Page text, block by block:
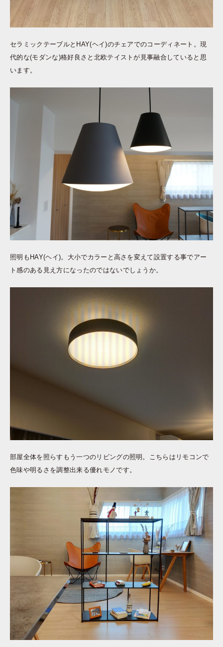
セラミックテーブルとHAY(ヘイ)のチェアでのコーディネート。現
代的な(モダンな)格好良さと北欧テイストが見事融合していると思
います。
照明もHAY(ヘイ)。大小でカラーと高さを変えて設置する事でアー
ト感のある見え方になったのではないでしょうか。
部屋全体を照らすもう一つのリビングの照明。こちらはリモコンで
色味や明るさを調整出来る優れモノです。